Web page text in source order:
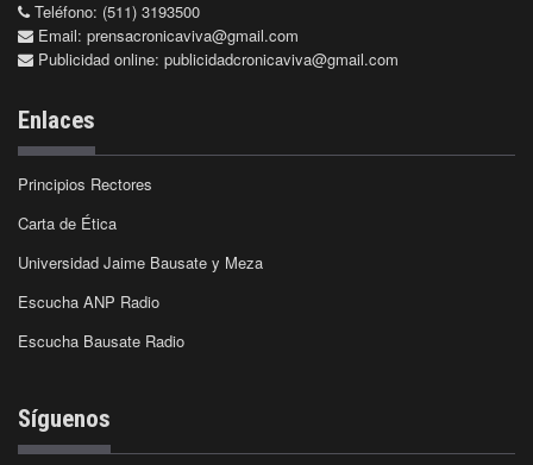
Teléfono: (511) 3193500
Email: prensacronicaviva@gmail.com
Publicidad online: publicidadcronicaviva@gmail.com
Enlaces
Principios Rectores
Carta de Ética
Universidad Jaime Bausate y Meza
Escucha ANP Radio
Escucha Bausate Radio
Síguenos